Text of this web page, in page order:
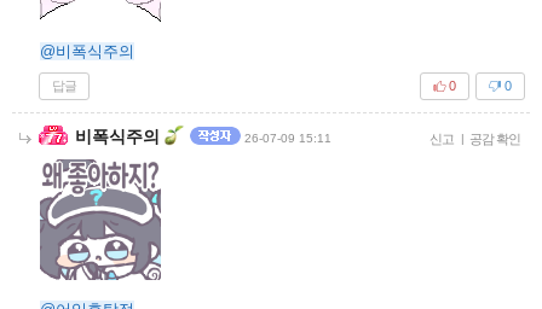
@비폭식주의
답글 0
0
비폭식주의 26-07-09 15:11 신고 | 공감 확인